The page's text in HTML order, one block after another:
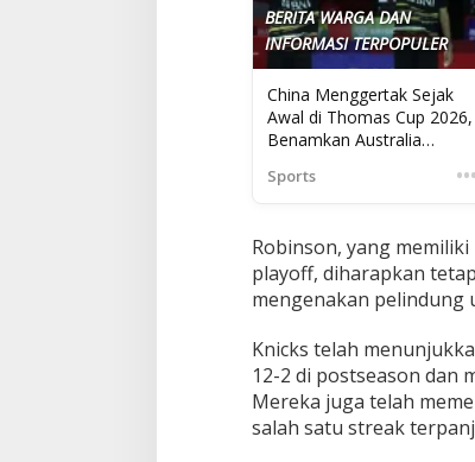
BERITA WARGA DAN
INFORMASI TERPOPULER
China Menggertak Sejak
Awal di Thomas Cup 2026,
Benamkan Australia
Sports •••
Robinson, yang
playoff, diharapkan
mengenakan pelindung
Knicks telah
12-2 di postseason dan
Mereka juga telah
salah satu streak